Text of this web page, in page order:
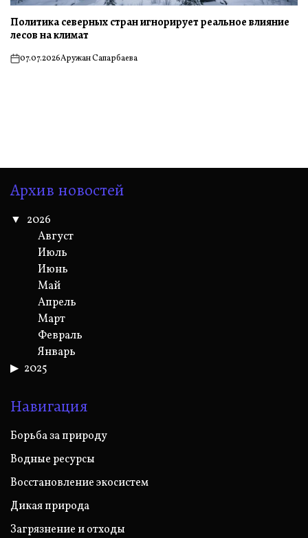
Политика северных стран игнорирует реальное влияние
лесов на климат
on07.07.2026Аружан Сапарбаева
Архив новостей
2026
Август
Июль
Июнь
Май
Апрель
Март
Февраль
Январь
2025
Навигация
Борьба за природу
Водные ресурсы
Восстановление экосистем
Дикая природа
Загрязнение и отходы